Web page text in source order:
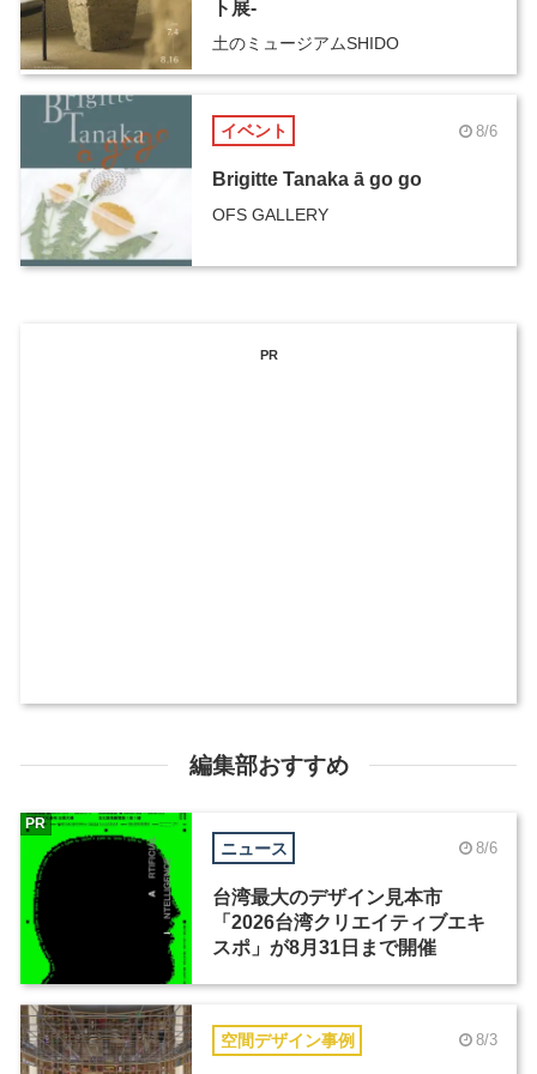
ト展-
土のミュージアムSHIDO
イベント 8/6
Brigitte Tanaka ā go go
OFS GALLERY
PR
編集部おすすめ
ニュース 8/6
台湾最大のデザイン見本市
「2026台湾クリエイティブエキ
スポ」が8月31日まで開催
PR
空間デザイン事例 8/3